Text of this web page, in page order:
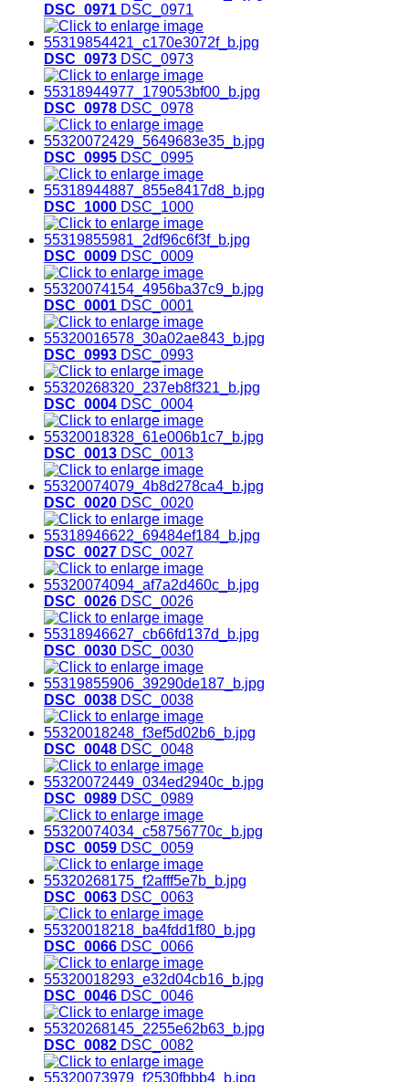
DSC_0971 DSC_0971
DSC_0973 DSC_0973
DSC_0978 DSC_0978
DSC_0995 DSC_0995
DSC_1000 DSC_1000
DSC_0009 DSC_0009
DSC_0001 DSC_0001
DSC_0993 DSC_0993
DSC_0004 DSC_0004
DSC_0013 DSC_0013
DSC_0020 DSC_0020
DSC_0027 DSC_0027
DSC_0026 DSC_0026
DSC_0030 DSC_0030
DSC_0038 DSC_0038
DSC_0048 DSC_0048
DSC_0989 DSC_0989
DSC_0059 DSC_0059
DSC_0063 DSC_0063
DSC_0066 DSC_0066
DSC_0046 DSC_0046
DSC_0082 DSC_0082